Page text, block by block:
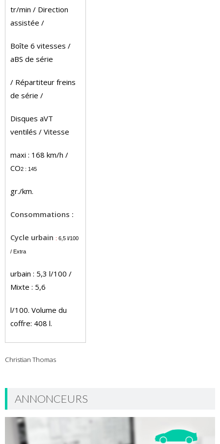
tr/min / Direction
assistée /
Boîte 6 vitesses /
aBS de série
/ Répartiteur freins
de série /
Disques aVT
ventilés / Vitesse
maxi : 168 km/h /
CO2 : 145
gr./km.
Consommations :
Cycle urbain : 6,5 l/100
/ Extra
urbain : 5,3 l/100 /
Mixte : 5,6
l/100. Volume du
coffre: 408 l.
Christian Thomas
ANNONCEURS